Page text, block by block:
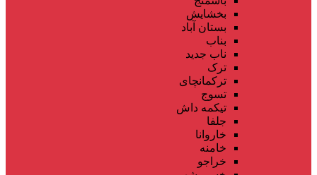
بخشایش
بستان آباد
بناب
ناب جدید
ترک
ترکمانچای
تسوج
تیکمه داش
جلفا
خاروانا
خامنه
خراجو